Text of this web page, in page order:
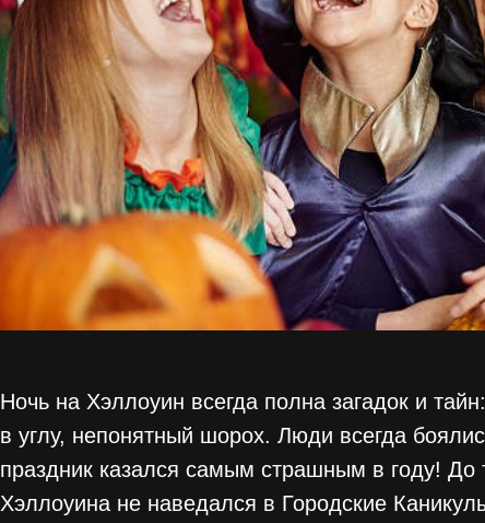
Ночь на Хэллоуин всегда полна загадок и
в углу, непонятный шорох. Люди всегда
праздник казался самым страшным в году! До
Хэллоуина не наведался в Городские